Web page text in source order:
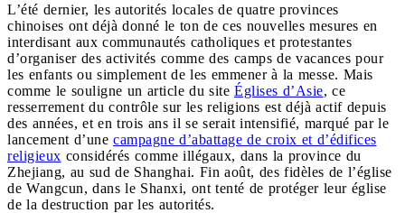
L’été dernier, les autorités locales de quatre provinces
chinoises ont déjà donné le ton de ces nouvelles mesures en
interdisant aux communautés catholiques et protestantes
d’organiser des activités comme des camps de vacances pour
les enfants ou simplement de les emmener à la messe. Mais
comme le souligne un article du site Églises d’Asie, ce
resserrement du contrôle sur les religions est déjà actif depuis
des années, et en trois ans il se serait intensifié, marqué par le
lancement d’une campagne d’abattage de croix et d’édifices
religieux considérés comme illégaux, dans la province du
Zhejiang, au sud de Shanghai. Fin août, des fidèles de l’église
de Wangcun, dans le Shanxi, ont tenté de protéger leur église
de la destruction par les autorités.